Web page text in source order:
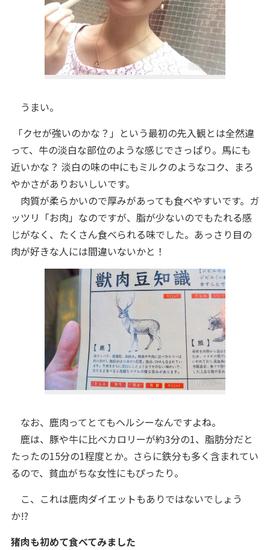
うまい。
「クセが強いのかな？」という最初の先入観とは全然違
って、牛の淡白な部位のような感じでさっぱり。馬にも
近いかな？ 淡白の味の中にもミルクのようなコク、まろ
やかさがありおいしいです。
肉質が柔らかいので厚みがあっても食べやすいです。ガ
ッツリ「お肉」なのですが、脂が少ないのでもたれる感
じがなく、たくさん食べられる味でした。あっさり目の
肉が好きな人には間違いないかと！
なお、鹿肉ってとてもヘルシーなんですよね。
鹿は、豚や牛に比べカロリーが約3分の1、脂肪分だと
たったの15分の1程度とか。さらに鉄分も多く含まれてい
るので、貧血がちな女性にもぴったり。
こ、これは鹿肉ダイエットもありではないでしょう
か!?
猪肉も初めて食べてみました